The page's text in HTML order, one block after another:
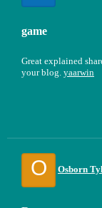
game
Great explained
your blog. yaarwin
O Osborn